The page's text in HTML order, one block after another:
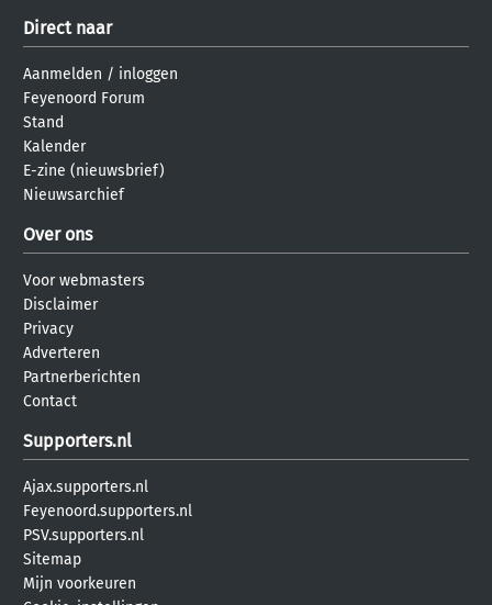
Direct naar
Aanmelden / inloggen
Feyenoord Forum
Stand
Kalender
E-zine (nieuwsbrief)
Nieuwsarchief
Over ons
Voor webmasters
Disclaimer
Privacy
Adverteren
Partnerberichten
Contact
Supporters.nl
Ajax.supporters.nl
Feyenoord.supporters.nl
PSV.supporters.nl
Sitemap
Mijn voorkeuren